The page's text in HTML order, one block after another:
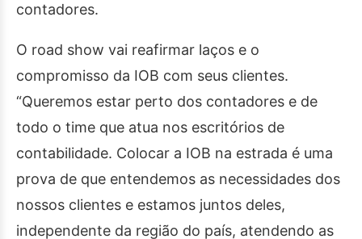
contadores.
O road show vai reafirmar laços e o
compromisso da IOB com seus clientes.
“Queremos estar perto dos contadores e de
todo o time que atua nos escritórios de
contabilidade. Colocar a IOB na estrada é uma
prova de que entendemos as necessidades dos
nossos clientes e estamos juntos deles,
independente da região do país, atendendo as